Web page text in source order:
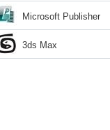
Microsoft Publisher
3ds Max